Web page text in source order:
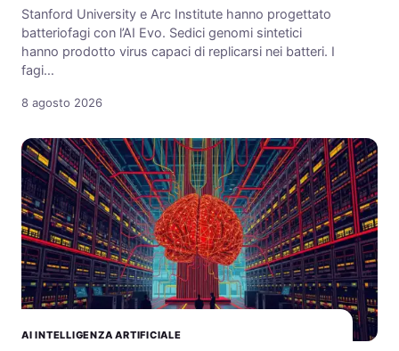
Stanford University e Arc Institute hanno progettato
batteriofagi con l’AI Evo. Sedici genomi sintetici
hanno prodotto virus capaci di replicarsi nei batteri. I
fagi…
8 agosto 2026
AI INTELLIGENZA ARTIFICIALE